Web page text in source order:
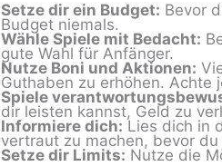
Setze dir ein Budget: Bevor
Budget niemals.
Wähle Spiele mit Bedacht:
gute Wahl für Anfänger.
Nutze Boni und Aktionen:
Guthaben zu erhöhen. Achte
Spiele
dir leisten kannst, Geld zu
Informiere dich: Lies dich in
vertraut zu machen, bevor
Setze dir Limits: Nutze die